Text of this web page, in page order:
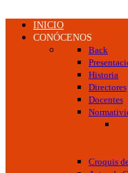
INICIO
CONÓCENOS
Back
Historia
Directores
Docentes
Croquis